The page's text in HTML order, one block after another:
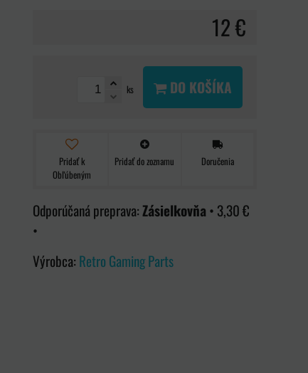
12 €
ks DO KOŠÍKA
Pridať k
Obľúbeným
Pridať do zoznamu Doručenia
Zásielkovňa• 3,30 €
•
Výrobca: Retro Gaming Parts